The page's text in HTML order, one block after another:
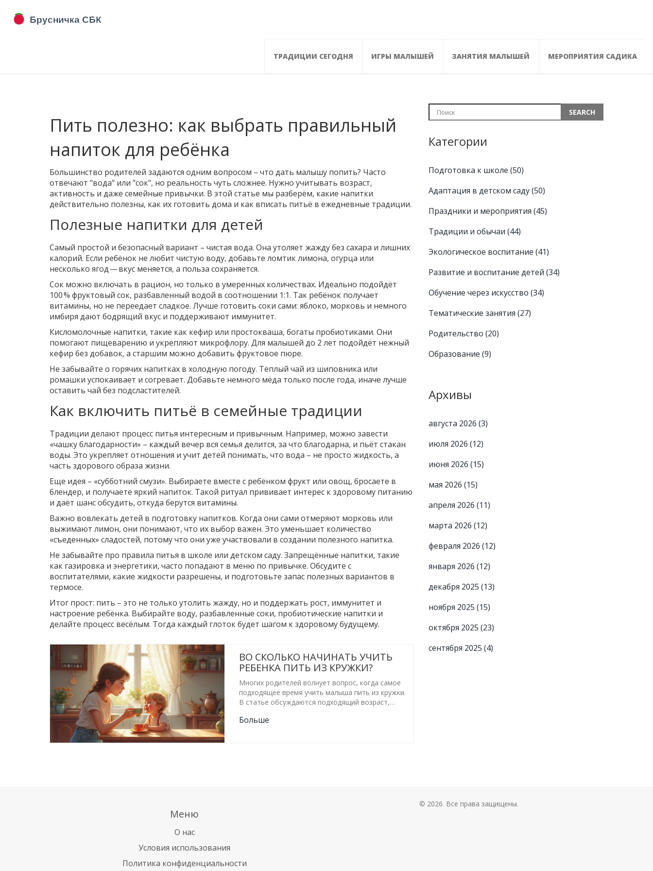
ТРАДИЦИИ СЕГОДНЯ ИГРЫ МАЛЫШЕЙ ЗАНЯТИЯ МАЛЫШЕЙ МЕРОПРИЯТИЯ САДИКА
Пить полезно: как выбрать правильный
напиток для ребёнка
Большинство родителей задаются одним вопросом – что дать малышу попить? Часто
отвечают "вода" или "сок", но реальность чуть сложнее. Нужно учитывать возраст,
активность и даже семейные привычки. В этой статье мы разберём, какие напитки
действительно полезны, как их готовить дома и как вписать питьё в ежедневные традиции.
Полезные напитки для детей
Самый простой и безопасный вариант – чистая вода. Она утоляет жажду без сахара и лишних
калорий. Если ребёнок не любит чистую воду, добавьте ломтик лимона, огурца или
несколько ягод — вкус меняется, а польза сохраняется.
Сок можно включать в рацион, но только в умеренных количествах. Идеально подойдёт
100 % фруктовый сок, разбавленный водой в соотношении 1:1. Так ребёнок получает
витамины, но не переедает сладкое. Лучше готовить соки сами: яблоко, морковь и немного
имбиря дают бодрящий вкус и поддерживают иммунитет.
Кисломолочные напитки, такие как кефир или простокваша, богаты пробиотиками. Они
помогают пищеварению и укрепляют микрофлору. Для малышей до 2 лет подойдёт нежный
кефир без добавок, а старшим можно добавить фруктовое пюре.
Не забывайте о горячих напитках в холодную погоду. Тёплый чай из шиповника или
ромашки успокаивает и согревает. Добавьте немного мёда только после года, иначе лучше
оставить чай без подсластителей.
Как включить питьё в семейные традиции
Традиции делают процесс питья интересным и привычным. Например, можно завести
«чашку благодарности» – каждый вечер вся семья делится, за что благодарна, и пьёт стакан
воды. Это укрепляет отношения и учит детей понимать, что вода – не просто жидкость, а
часть здорового образа жизни.
Еще идея – «субботний смузи». Выбираете вместе с ребёнком фрукт или овощ, бросаете в
блендер, и получаете яркий напиток. Такой ритуал прививает интерес к здоровому питанию
и даёт шанс обсудить, откуда берутся витамины.
Важно вовлекать детей в подготовку напитков. Когда они сами отмеряют морковь или
выжимают лимон, они понимают, что их выбор важен. Это уменьшает количество
«съеденных» сладостей, потому что они уже участвовали в создании полезного напитка.
Не забывайте про правила питья в школе или детском саду. Запрещённые напитки, такие
как газировка и энергетики, часто попадают в меню по привычке. Обсудите с
воспитателями, какие жидкости разрешены, и подготовьте запас полезных вариантов в
термосе.
Итог прост: пить – это не только утолить жажду, но и поддержать рост, иммунитет и
настроение ребёнка. Выбирайте воду, разбавленные соки, пробиотические напитки и
делайте процесс весёлым. Тогда каждый глоток будет шагом к здоровому будущему.
ВО СКОЛЬКО НАЧИНАТЬ УЧИТЬ
РЕБЕНКА ПИТЬ ИЗ КРУЖКИ?
Многих родителей волнует вопрос, когда самое
подходящее время учить малыша пить из кружки.
В статье обсуждаются подходящий возраст,
простые шаги для успешного обучения. Также
Больше
Категории
Подготовка к школе (50)
Адаптация в детском саду(50)
Праздники и мероприятия (45)
Традиции и обычаи (44)
Экологическое воспитание (41)
Развитие и воспитание детей (34)
Обучение через искусство (34)
Тематические занятия (27)
Родительство (20)
Образование (9)
Архивы
августа 2026 (3)
июля 2026 (12)
июня 2026 (15)
мая 2026 (15)
апреля 2026 (11)
марта 2026 (12)
февраля 2026 (12)
января 2026 (12)
декабря 2025 (13)
ноября 2025 (15)
октября 2025 (23)
сентября 2025 (4)
Меню
О нас
Условия использования
Политика конфиденциальности
© 2026. Все права защищены.